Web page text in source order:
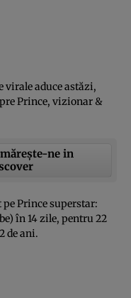
virale aduce astăzi,
Prince, vizionar &
ne in
Prince superstar:
în 14 zile, pentru 22
de ani.